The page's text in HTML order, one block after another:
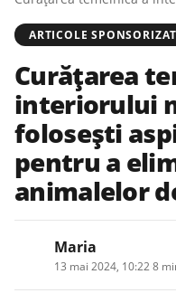
ARTICOLE
Curățarea
interiorului
folosești
pentru a
animalelor
Maria
13 mai 2024, 10:228